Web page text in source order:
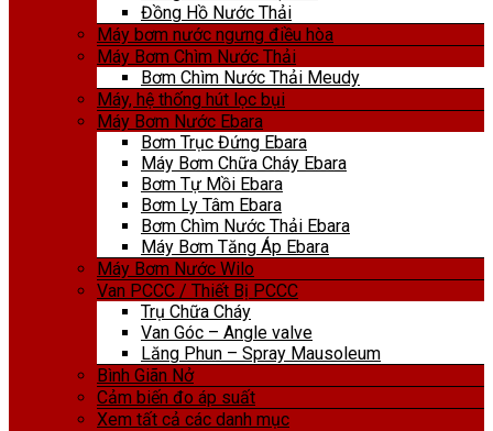
Đồng Hồ Nước Thải
Máy bơm nước ngưng điều hòa
Máy Bơm Chìm Nước Thải
Bơm Chìm Nước Thải Meudy
Máy, hệ thống hút lọc bụi
Máy Bơm Nước Ebara
Bơm Trục Đứng Ebara
Máy Bơm Chữa Cháy Ebara
Bơm Tự Mồi Ebara
Bơm Ly Tâm Ebara
Bơm Chìm Nước Thải Ebara
Máy Bơm Tăng Áp Ebara
Máy Bơm Nước Wilo
Van PCCC / Thiết Bị PCCC
Trụ Chữa Cháy
Van Góc – Angle valve
Lăng Phun – Spray Mausoleum
Bình Giãn Nở
Cảm biến đo áp suất
Xem tất cả các danh mục